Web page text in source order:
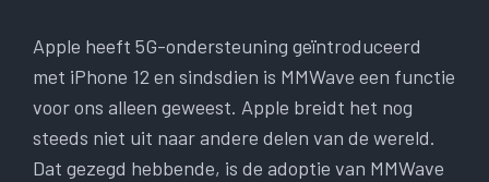
Apple heeft 5G-ondersteuning geïntroduceerd
met iPhone 12 en sindsdien is MMWave een functie
voor ons alleen geweest. Apple breidt het nog
steeds niet uit naar andere delen van de wereld.
Dat gezegd hebbende, is de adoptie van MMWave